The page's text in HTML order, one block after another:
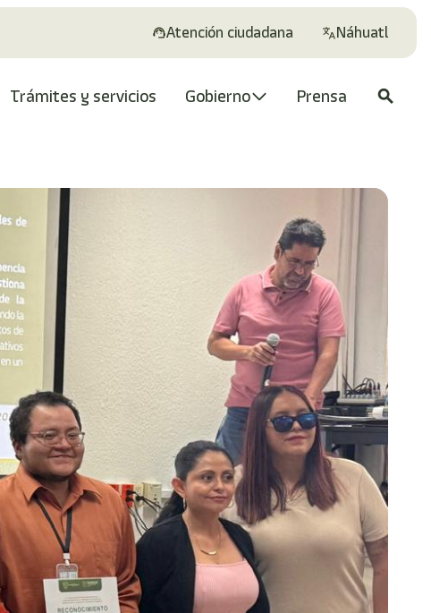
Atención ciudadana Náhuatl
Trámites y servicios Gobierno Prensa search